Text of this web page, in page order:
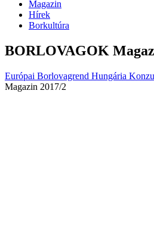
Magazin
Hírek
Borkultúra
BORLOVAGOK
Európai Borlovagrend Hungária
Magazin 2017/2